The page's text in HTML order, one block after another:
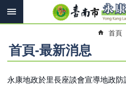
跳到主要內容區塊
搜
搜
尋
首頁
首頁-最新消息
永康地政於里長座談會宣導地政